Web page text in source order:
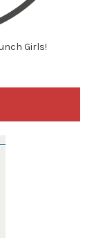
Girls!